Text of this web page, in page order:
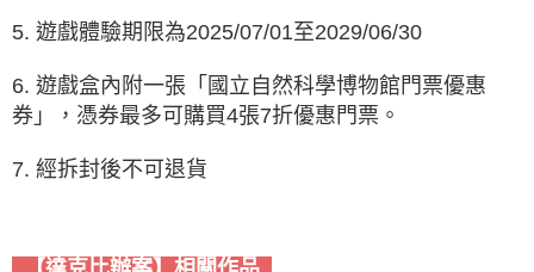
5. 遊戲體驗期限為2025/07/01至2029/06/30
6. 遊戲盒內附一張「國立自然科學博物館門票優惠
券」，憑券最多可購買4張7折優惠門票。
7. 經拆封後不可退貨